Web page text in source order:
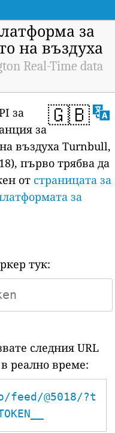
за
на въздуха
Real-Time data
🇬🇧
за
за
въздуха Turnbull,
първо трябва да
от страницата за
за
тук:
следния URL
реално време:
@5018/?t